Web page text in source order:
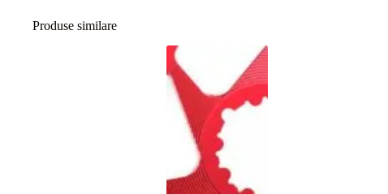
Produse similare